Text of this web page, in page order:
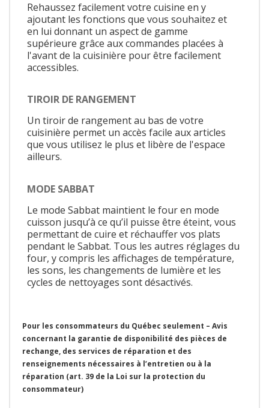
Rehaussez facilement votre cuisine en y
ajoutant les fonctions que vous souhaitez et
en lui donnant un aspect de gamme
supérieure grâce aux commandes placées à
l'avant de la cuisinière pour être facilement
accessibles.
TIROIR DE RANGEMENT
Un tiroir de rangement au bas de votre
cuisinière permet un accès facile aux articles
que vous utilisez le plus et libère de l'espace
ailleurs.
MODE SABBAT
Le mode Sabbat maintient le four en mode
cuisson jusqu’à ce qu’il puisse être éteint, vous
permettant de cuire et réchauffer vos plats
pendant le Sabbat. Tous les autres réglages du
four, y compris les affichages de température,
les sons, les changements de lumière et les
cycles de nettoyages sont désactivés.
Pour les consommateurs du Québec seulement – Avis
concernant la garantie de disponibilité des pièces de
rechange, des services de réparation et des
renseignements nécessaires à l’entretien ou à la
réparation (art. 39 de la Loi sur la protection du
consommateur)